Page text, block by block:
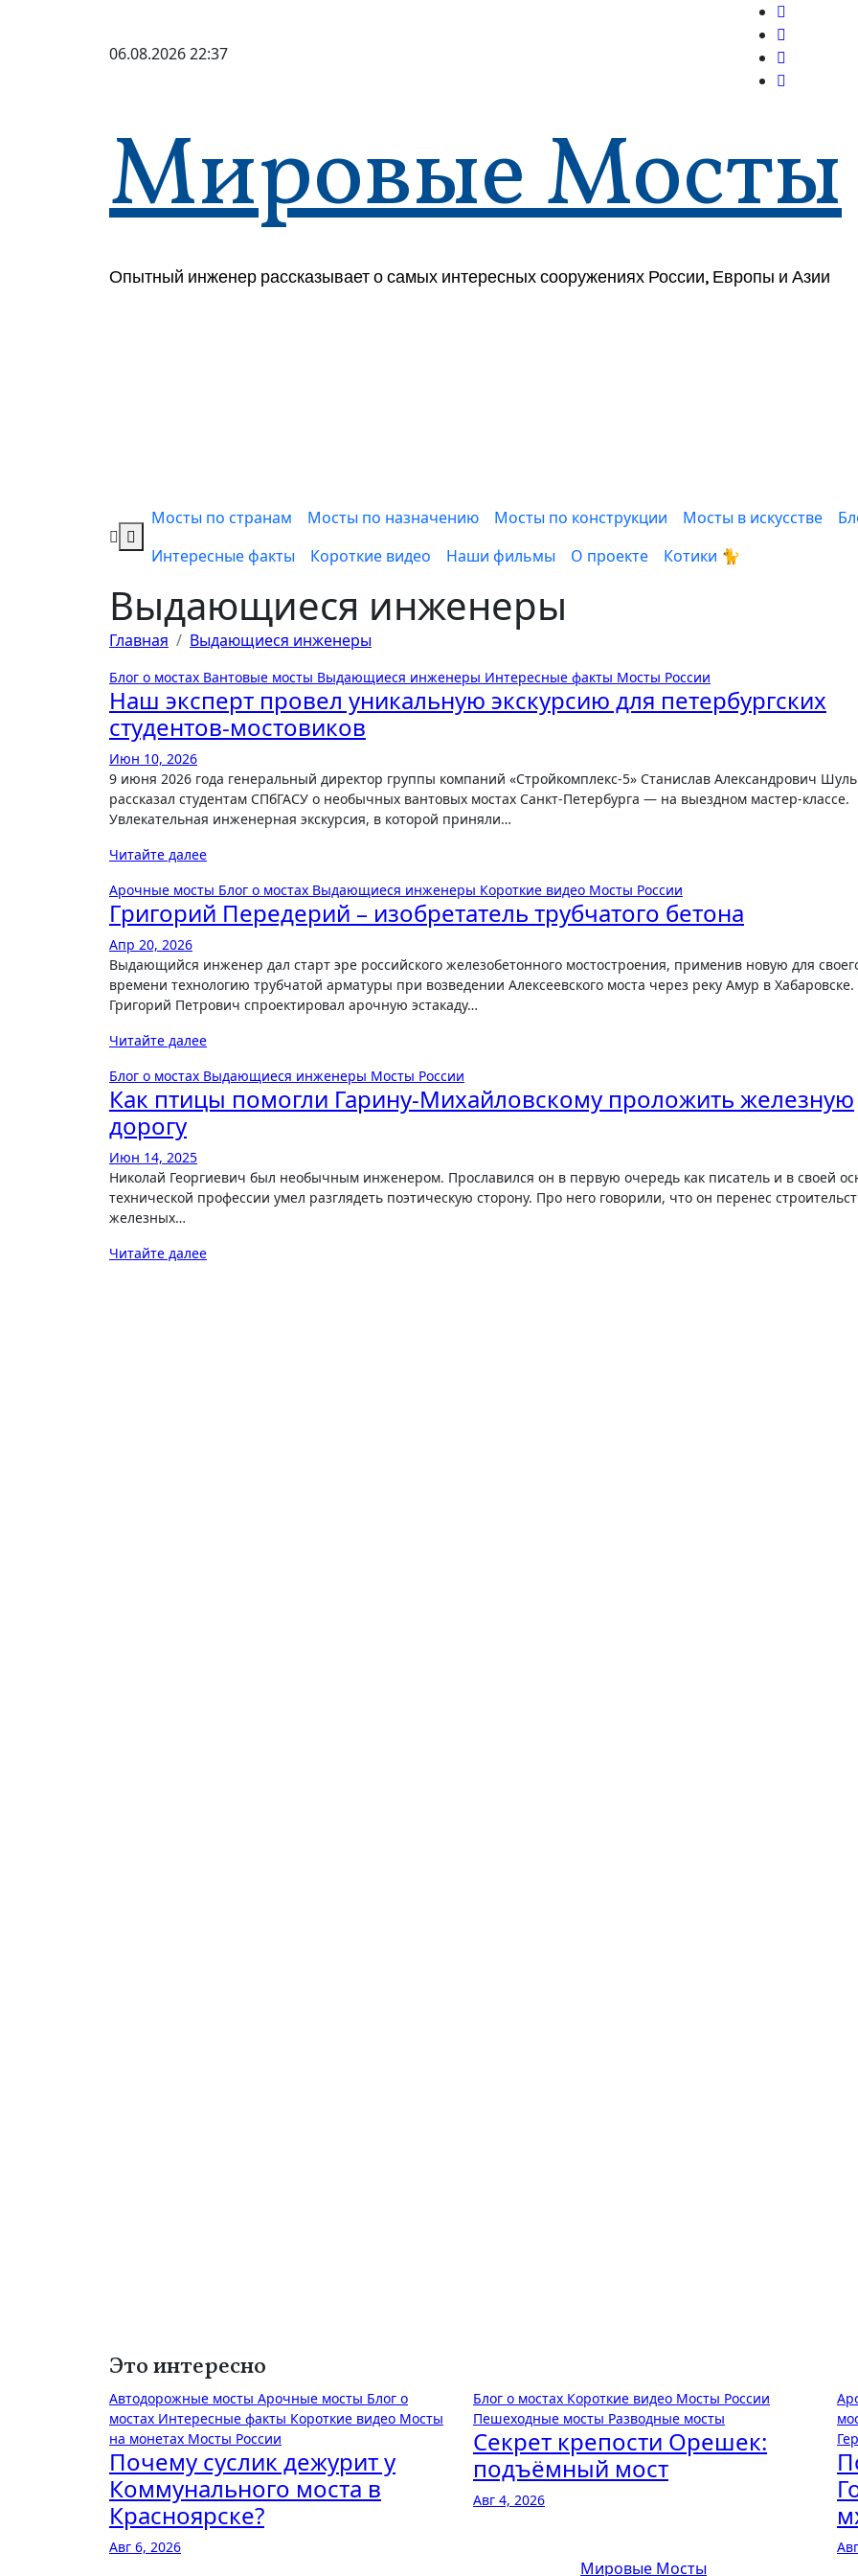
06.08.202622:37
Мировые Мосты
Опытный инженер рассказывает о самых интересных сооружениях России, Европы и Азии
Мосты по странам Мосты по назначению Мосты по конструкции Мосты в искусстве
Интересные факты
Короткие видео Наши фильмы О проекте Котики 🐈
Выдающиеся инженеры
Главная Выдающиеся инженеры
Блог о мостах Вантовые мосты Выдающиеся инженеры Интересные факты Мосты России
Наш эксперт провел уникальную экскурсию для петербургских
студентов-мостовиков
Июн 10, 2026
9 июня 2026 года генеральный директор группы компаний «Стройкомплекс-5» Станислав Александрович Шульман
рассказал студентам СПбГАСУ о необычных вантовых мостах Санкт-Петербурга — на выездном мастер-классе.
Увлекательная инженерная экскурсия, в которой приняли…
Читайте далее
Арочные мосты Блог о мостах Выдающиеся инженеры Короткие видео Мосты России
Григорий Передерий – изобретатель трубчатого бетона
Апр 20, 2026
Выдающийся инженер дал старт эре российского железобетонного мостостроения, применив новую для своего
времени технологию трубчатой арматуры при возведении Алексеевского моста через реку Амур в Хабаровске.
Григорий Петрович спроектировал арочную эстакаду…
Читайте далее
Блог о мостах Выдающиеся инженеры Мосты России
Как птицы помогли Гарину-Михайловскому проложить железную
дорогу
Июн 14, 2025
Николай Георгиевич был необычным инженером. Прославился он в первую очередь как писатель и в своей основной
технической профессии умел разглядеть поэтическую сторону. Про него говорили, что он перенес
железных…
Читайте далее
Это интересно
Автодорожные мосты Арочные мосты Блог о
мостах Интересные факты Короткие видео Мосты
на монетах Мосты России
Почему суслик дежурит у
Коммунального моста в
Красноярске?
Авг 6, 2026
Блог о мостах Короткие видео Мосты России
Пешеходные мосты Разводные мосты
Секрет крепости Орешек:
подъёмный мост
Авг 4, 2026
Мировые Мосты